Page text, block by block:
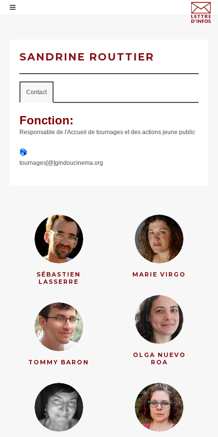
SANDRINE ROUTTIER
Contact
Fonction:
Responsable de l'Accueil de tournages et des actions jeune public
tournages[@]gindoucinema.org
SÉBASTIEN
LASSERRE
MARIE VIRGO
TOMMY BARON
OLGA NUEVO
ROA